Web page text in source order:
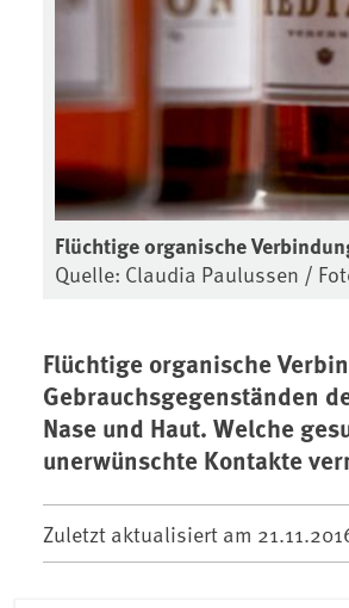
Flüchtige organische
Quelle: Claudia Paulussen /
Flüchtige organische
Gebrauchsgegenständen
Nase und Haut. Welche
unerwünschte Kontakte
Zuletzt aktualisiert am